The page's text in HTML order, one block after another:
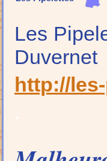
Les
Duvernet
http://